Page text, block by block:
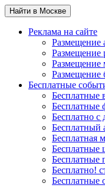
Найти в Москве
Реклама на сайте
Размещение
Размещение
Размещение
Размещение
Бесплатные
Бесплатные
Бесплатные
Бесплатно с
Бесплатный
Бесплатная
Бесплатные
Бесплатные
Бесплатно!
Бесплатные